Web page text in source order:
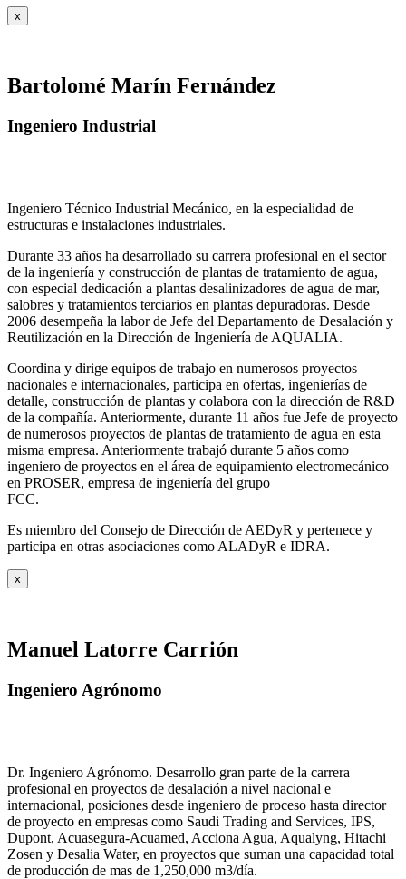
x
Bartolomé Marín Fernández
Ingeniero Industrial
Ingeniero Técnico Industrial Mecánico, en la especialidad de
estructuras e instalaciones industriales.
Durante 33 años ha desarrollado su carrera profesional en el sector
de la ingeniería y construcción de plantas de tratamiento de agua,
con especial dedicación a plantas desalinizadores de agua de mar,
salobres y tratamientos terciarios en plantas depuradoras. Desde
2006 desempeña la labor de Jefe del Departamento de Desalación y
Reutilización en la Dirección de Ingeniería de AQUALIA.
Coordina y dirige equipos de trabajo en numerosos proyectos
nacionales e internacionales, participa en ofertas, ingenierías de
detalle, construcción de plantas y colabora con la dirección de R&D
de la compañía. Anteriormente, durante 11 años fue Jefe de proyecto
de numerosos proyectos de plantas de tratamiento de agua en esta
misma empresa. Anteriormente trabajó durante 5 años como
ingeniero de proyectos en el área de equipamiento electromecánico
en PROSER, empresa de ingeniería del grupo
FCC.
Es miembro del Consejo de Dirección de AEDyR y pertenece y
participa en otras asociaciones como ALADyR e IDRA.
x
Manuel Latorre Carrión
Ingeniero Agrónomo
Dr. Ingeniero Agrónomo. Desarrollo gran parte de la carrera
profesional en proyectos de desalación a nivel nacional e
internacional, posiciones desde ingeniero de proceso hasta director
de proyecto en empresas como Saudi Trading and Services, IPS,
Dupont, Acuasegura-Acuamed, Acciona Agua, Aqualyng, Hitachi
Zosen y Desalia Water, en proyectos que suman una capacidad total
de producción de mas de 1,250,000 m3/día.